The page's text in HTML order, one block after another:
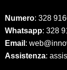
Numero: 328
Whatsapp: 328
Email :
Assistenza: